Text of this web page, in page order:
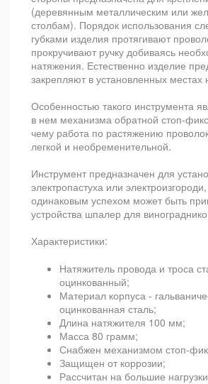
(деревянным металлическим или
столбам). Порядок использования
губками изделия протягивают
прокручивают ручку добиваясь
натяжения. Естественно изделие
закрепляют в установленных местах
Особенностью такого инструмента
в нем механизма обратной стоп-
чему работа по растяжению
легкой и необременительной.
Инструмент предназначен для
электропастуха или
одинаковым успехом может быть
устройства шпалер для
Характеристики:
Натяжитель провода и троса
оцинкованный;
Материал корпуса -
оцинкованная сталь;
Длина натяжителя 100 мм;
Масса 80 грамм;
Снабжен механизмом стоп-
Защищен от коррозии;
Рассчитан на большие